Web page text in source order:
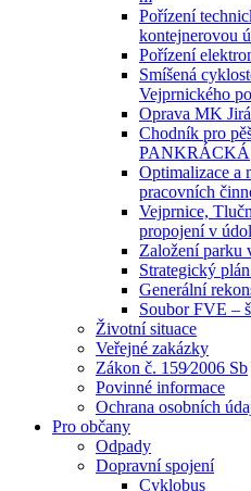
Pořízení
kontejnerovou
Pořízení
Smíšená
Vejprnického
Oprava MK
Chodník pro
PANKRÁCKÁ
Optimalizace a
pracovních
Vejprnice,
propojení v
Založení parku
Strategický
Generální
Soubor FVE –
Životní situace
Veřejné zakázky
Zákon č. 159⁄2006 Sb
Povinné informace
Ochrana osobních
Pro občany
Odpady
Dopravní spojení
Cyklobus